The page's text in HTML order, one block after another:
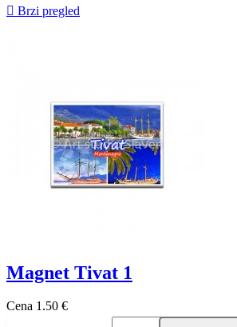
 Brzi pregled
Magnet Tivat 1
Cena 1,50 €